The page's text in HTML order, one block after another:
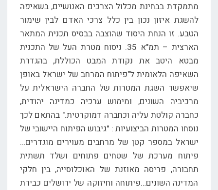
מתמקדת בבחינת מכלול הצרכים האנושיים, בשאיפה
להשגת איזון נכון בין כלל צרכי האדם לבין שימור
הטבע. זו הנחת היסוד שהוצבה בבסיס תכנית המתאר
הארצית – תמ"א 35. ניסוח מטרת העל של התכנית
מבטא היטב את נקודת המבט הכוללת, בהגדרת
השאיפה הלאומית ל"פיתוח המרחב של ישראל באופן
שיאפשר השגת המטרות של החברה הישראלית על
מרכיביה השונים, ומימוש ערכיה כמדינה יהודית,
כחברה קולטת עליה וכחברה דמוקרטית." בהתאם לכך
נוסחו המטרות הביצועיות : "גיבוש הפיתוח היישובי של
ישראל במספר קטן של מרחבים מעוירים מוגדרים…
פיתוח מערכת של שטחים פתוחים ושלד תשתית
תחבורה, פריסה מאוזנת של האוכלוסייה, בין חלקי
המדינה השונים…פיתוחה וחיזוקה של ירושלים כבירת